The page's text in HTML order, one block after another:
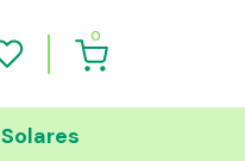
0
Solares